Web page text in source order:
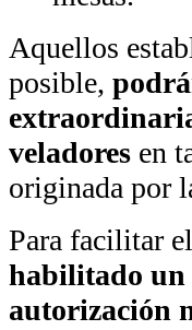
Aquellos
posible,
veladores en
originada por
Para facilitar
habilitado un
autorización